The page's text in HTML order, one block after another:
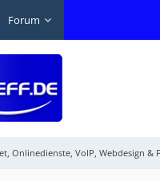
Forum
Onlinedienste, VoIP, Webdesign &